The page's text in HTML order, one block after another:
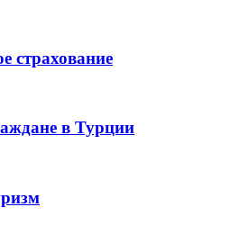
страхование
в Турции